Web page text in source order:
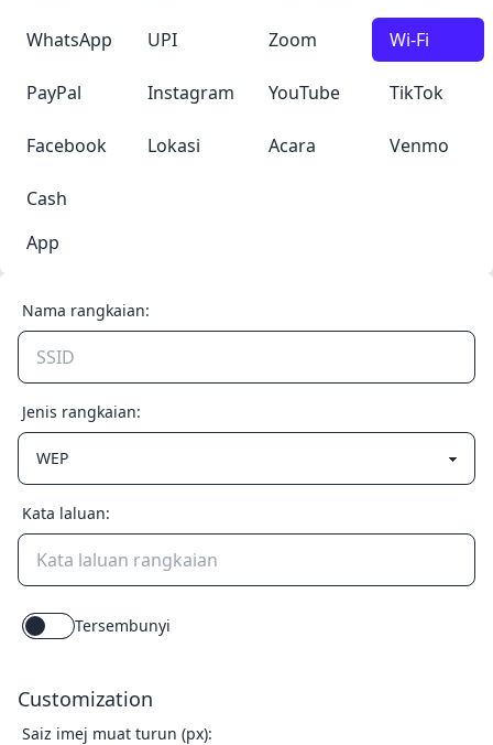
WhatsApp UPI Zoom Wi-Fi
PayPal Instagram YouTube TikTok
Facebook Lokasi Acara Venmo
Cash
App
Nama rangkaian:
Jenis rangkaian:
Kata laluan:
Tersembunyi
Customization
Saiz imej muat turun (px):